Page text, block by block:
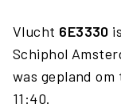
Vlucht 6E3330
Schiphol
was gepland
11:40.